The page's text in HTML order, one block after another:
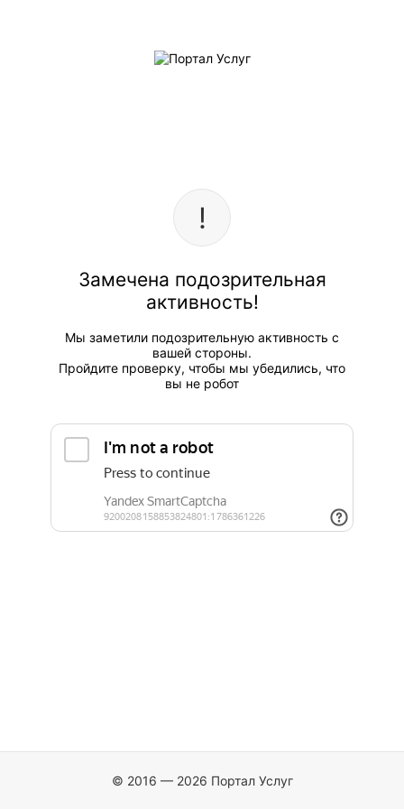
Замечена подозрительная
активность!
Мы заметили подозрительную активность с
вашей стороны.
Пройдите проверку, чтобы мы убедились, что
вы не робот
© 2016 — 2026 Портал Услуг